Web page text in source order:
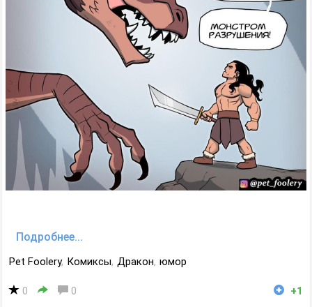
Подробнее...
Pet Foolery, Комиксы, Дракон, юмор
0 0 +1